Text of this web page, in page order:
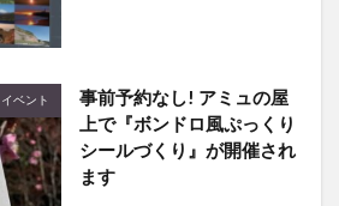
イベント
事前予約なし! アミュの屋
上で『ボンドロ風ぷっくり
シールづくり』が開催され
ます